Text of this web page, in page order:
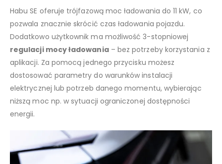
Habu SE oferuje trójfazową moc ładowania do 11 kW, co
pozwala znacznie skrócić czas ładowania pojazdu.
Dodatkowo użytkownik ma możliwość 3-stopniowej
regulacji mocy ładowania– bez potrzeby korzystania z
aplikacji. Za pomocą jednego przycisku możesz
dostosować parametry do warunków instalacji
elektrycznej lub potrzeb danego momentu, wybierając
niższą moc np. w sytuacji ograniczonej dostępności
energii.